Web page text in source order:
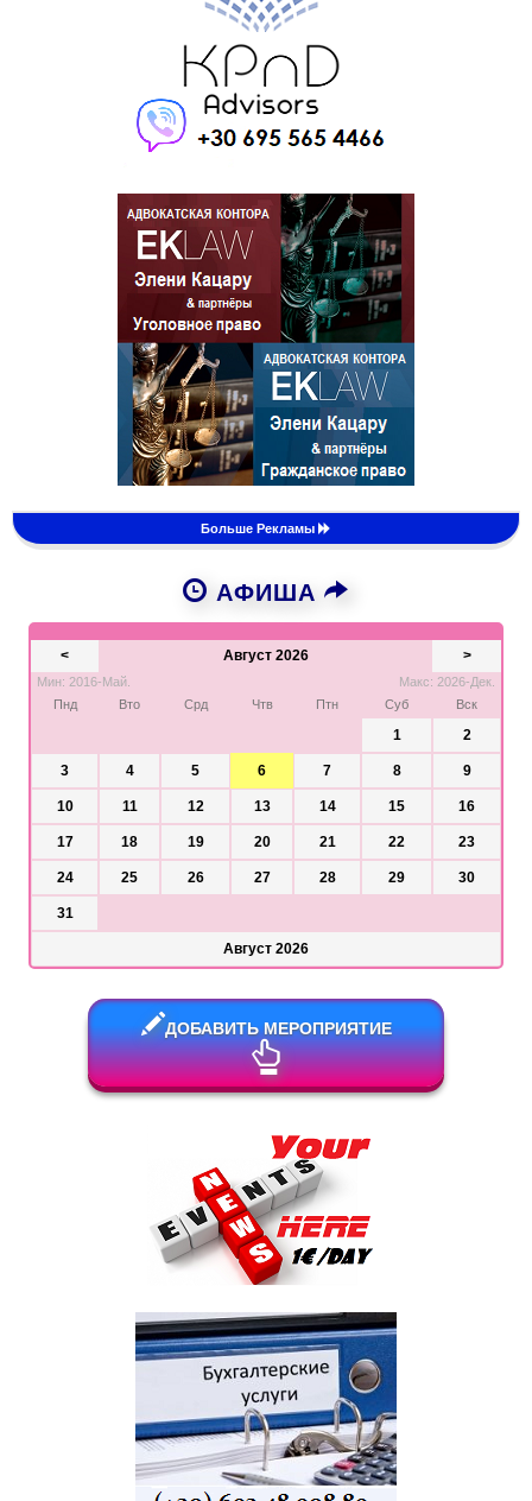
Больше Рекламы
АФИША
< Август 2026 >
Мин: 2016-Май.
Макс: 2026-Дек.
Пнд
Вто Срд Чтв Птн Суб Вск
1 2
3 4 5 6 7 8 9
10 11 12 13 14 15 16
17 18 19 20 21 22 23
24 25 26 27 28 29 30
31
Август 2026
ДОБАВИТЬ МЕРОПРИЯТИЕ